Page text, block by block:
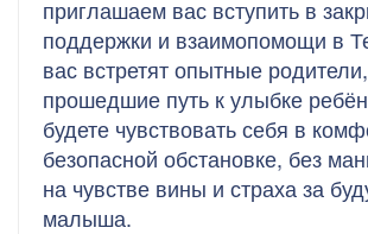
приглашаем вас вступить в
поддержки и взаимопомощи в
вас встретят опытные родители,
прошедшие путь к улыбке
будете чувствовать себя в
безопасной обстановке, без
на чувстве вины и страха за
малыша.